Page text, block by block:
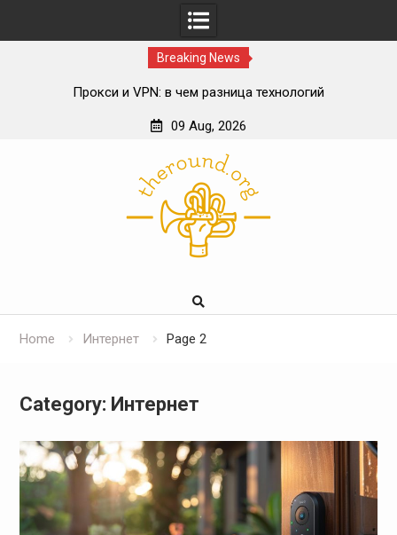
Breaking News
Прокси и VPN: в чем разница технологий
ИИ в онлайн-консультациях врачей
Роль телекоммуникационной инфраструктуры в
цифровой экосистеме
09 Aug, 2026
Home Интернет Page 2
Category: Интернет